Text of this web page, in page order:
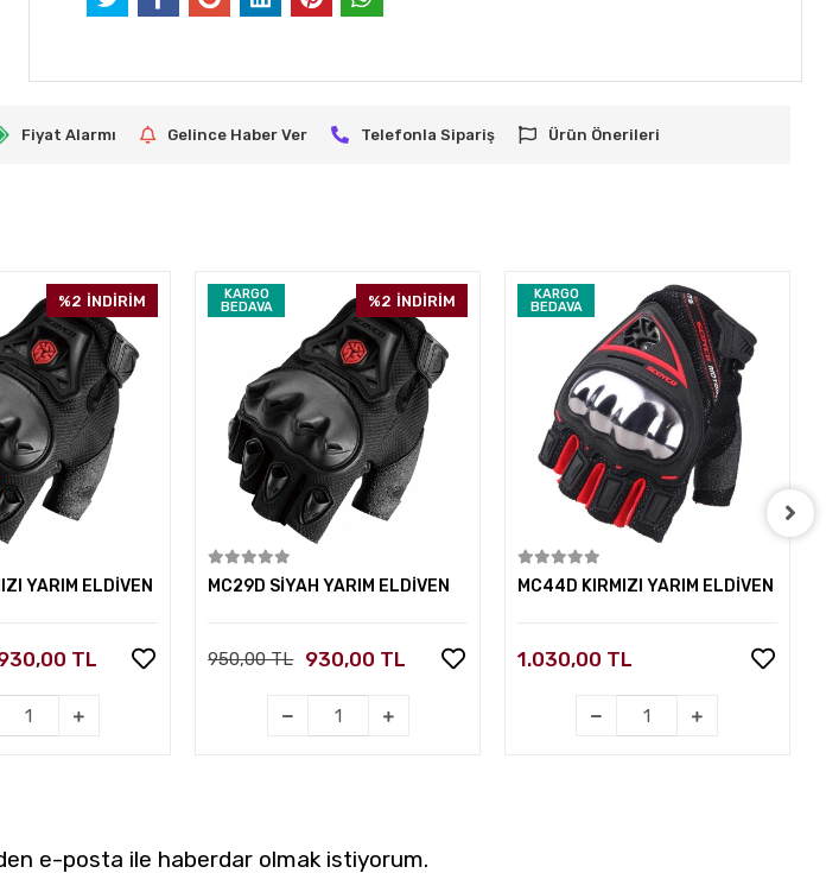
Fiyat Alarmı Gelince Haber Ver Telefonla Sipariş Ürün Önerileri
%2 İNDİRİM
YARIM ELDİVEN
TL
KARGO
BEDAVA
%2 İNDİRİM
MC29D SİYAH YARIM ELDİVEN
950,00 TL 930,00 TL
KARGO
BEDAVA
MC44D KIRMIZI YARIM ELDİVEN
1.030,00 TL
e-posta ile haberdar olmak istiyorum.